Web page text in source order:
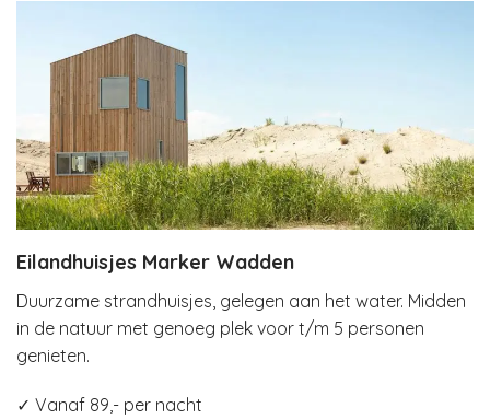
Eilandhuisjes Marker Wadden
Duurzame strandhuisjes, gelegen aan het water. Midden
in de natuur met genoeg plek voor t/m 5 personen
genieten.
✓ Vanaf 89,- per nacht